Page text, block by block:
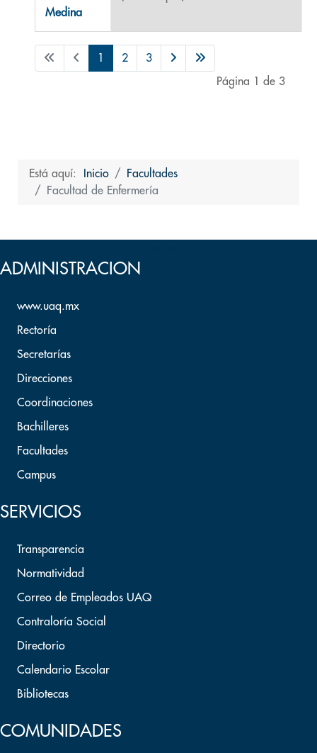
Medina
Página 1 de 3
1 2 3
Está aquí: Inicio
Facultades
Facultad de Enfermería
ADMINISTRACION
www.uaq.mx
Rectoría
Secretarías
Direcciones
Coordinaciones
Bachilleres
Facultades
Campus
SERVICIOS
Transparencia
Normatividad
Correo de Empleados UAQ
Contraloría Social
Directorio
Calendario Escolar
Bibliotecas
COMUNIDADES